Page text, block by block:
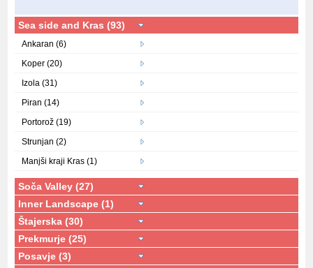
Sea side and Kras (93)
Ankaran (6)
Koper (20)
Izola (31)
Piran (14)
Portorož (19)
Strunjan (2)
Manjši kraji Kras (1)
Soča Valley (27)
Inner Landscape (1)
Štajerska (30)
Prekmurje (25)
Posavje (3)